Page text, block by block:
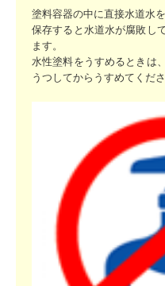
塗料容器の中に直接水道水
保存すると水道水が腐敗し
ます。
水性塗料をうすめるときは
うつしてからうすめてくださ